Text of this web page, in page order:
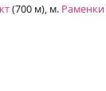
(700 м), м. Раменки